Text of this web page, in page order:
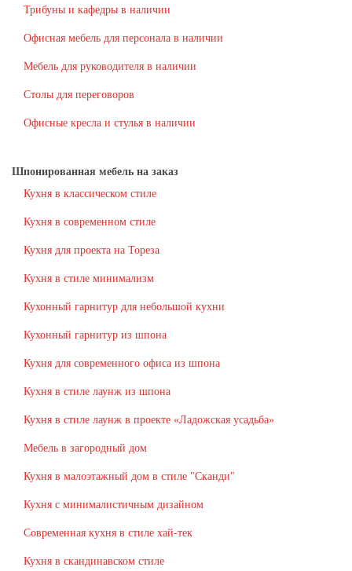
Трибуны и кафедры в наличии
Офисная мебель для персонала в наличии
Мебель для руководителя в наличии
Столы для переговоров
Офисные кресла и стулья в наличии
Шпонированная мебель на заказ
Кухня в классическом стиле
Кухня в современном стиле
Кухня для проекта на Тореза
Кухня в стиле минимализм
Кухонный гарнитур для небольшой кухни
Кухонный гарнитур из шпона
Кухня для современного офиса из шпона
Кухня в стиле лаунж из шпона
Кухня в стиле лаунж в проекте «Ладожская усадьба»
Мебель в загородный дом
Кухня в малоэтажный дом в стиле "Сканди"
Кухня с минималистичным дизайном
Современная кухня в стиле хай-тек
Кухня в скандинавском стиле